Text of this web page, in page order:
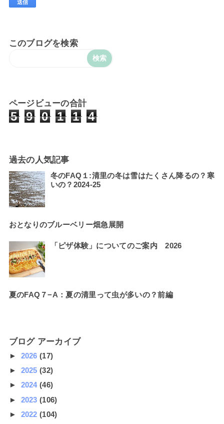
このブログを検索
ページビューの合計
5 9 0 1 1 4
過去の人気記事
冬のFAQ１:清里の冬は雪はたくさん降るの？寒
いの？2024-25
おとなりのブルーベリー畑急展開
「ピザ体験」についてのご案内 2026
夏のFAQ７−A：夏の清里って虫が多いの？前編
ブログ アーカイブ
► 2026(17)
► 2025(32)
► 2024(46)
► 2023(106)
► 2022(104)